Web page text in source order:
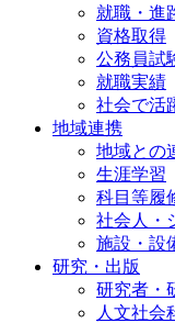
就職・進
資格取得
公務員試
就職実績
社会で活
地域連携
地域との
生涯学習
科目等履
社会人・
施設・設
研究・出版
研究者・
人文社会